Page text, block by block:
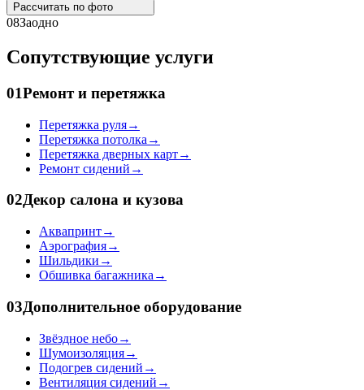
Рассчитать по фото
08Заодно
Сопутствующие услуги
01Ремонт и перетяжка
Перетяжка руля→
Перетяжка потолка →
Перетяжка дверных карт→
Ремонт сидений →
02Декор салона и кузова
Аквапринт→
Аэрография→
Шильдики →
Обшивка багажника →
03Дополнительное оборудование
Звёздное небо→
Шумоизоляция→
Подогрев сидений →
Вентиляция сидений →